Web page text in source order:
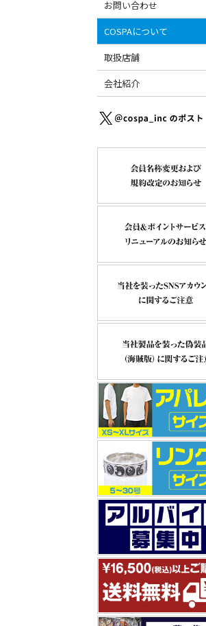
お問い合わせ
COSPAについて
取扱店舗
会社紹介